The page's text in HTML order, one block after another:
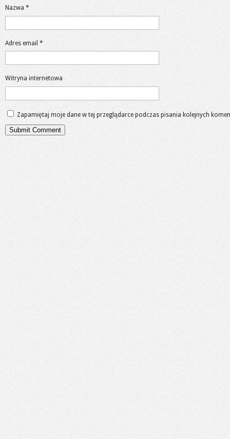
Nazwa *
Adres email *
Witryna internetowa
Zapamiętaj moje dane w tej przeglądarce podczas pisania kolejnych